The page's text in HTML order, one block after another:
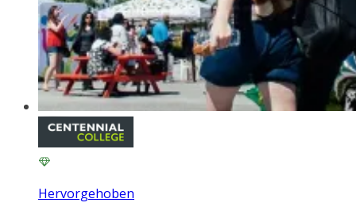
Hervorgehoben